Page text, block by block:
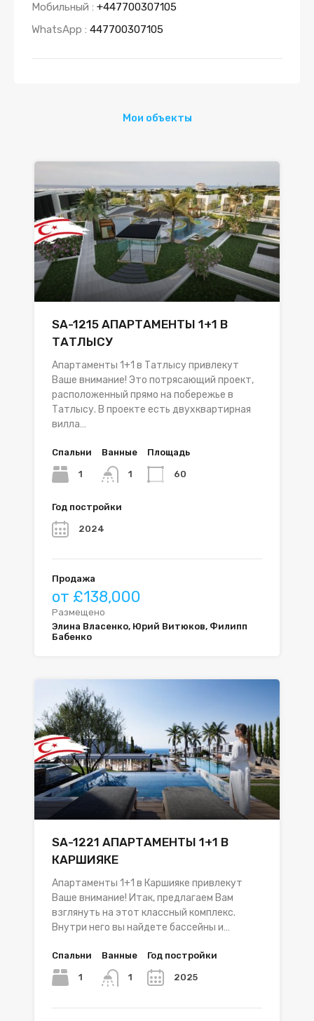
Мобильный : +447700307105
WhatsApp : 447700307105
Мои объекты
SA-1215 АПАРТАМЕНТЫ 1+1 В
ТАТЛЫСУ
Апартаменты 1+1 в Татлысу привлекут
Ваше внимание! Это потрясающий проект,
расположенный прямо на побережье в
Татлысу. В проекте есть двухквартирная
вилла…
Спальни
1
Ванные
1
Площадь
60
Год постройки
2024
Продажа
от £138,000
Размещено
Элина Власенко, Юрий Витюков, Филипп
Бабенко
SA-1221 АПАРТАМЕНТЫ 1+1 В
КАРШИЯКЕ
Апартаменты 1+1 в Каршияке привлекут
Ваше внимание! Итак, предлагаем Вам
взглянуть на этот классный комплекс.
Внутри него вы найдете бассейны и…
Спальни
1
Ванные
1
Год постройки
2025